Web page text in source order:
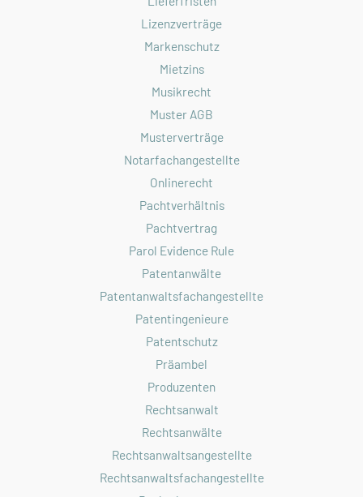
Lizenzverträge
Markenschutz
Mietzins
Musikrecht
Muster AGB
Musterverträge
Notarfachangestellte
Onlinerecht
Pachtverhältnis
Pachtvertrag
Parol Evidence Rule
Patentanwälte
Patentanwaltsfachangestellte
Patentingenieure
Patentschutz
Präambel
Produzenten
Rechtsanwalt
Rechtsanwälte
Rechtsanwaltsangestellte
Rechtsanwaltsfachangestellte